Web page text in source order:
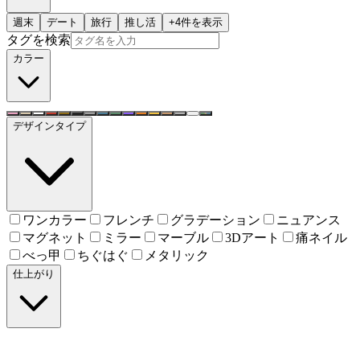
週末 デート 旅行 推し活 +4件を表示
タグを検索
カラー
デザインタイプ
ワンカラー フレンチ グラデーション
ニュアンス
マグネット
ミラー マーブル 3Dアート
痛ネイル
べっ甲
ちぐはぐ メタリック
仕上がり